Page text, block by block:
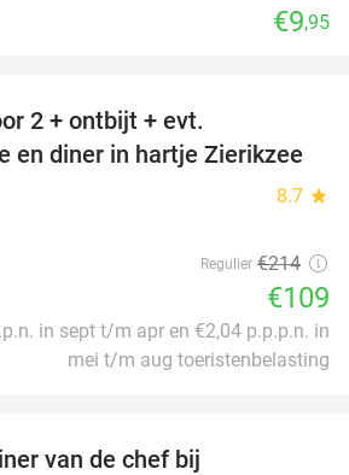
€9,95
2 + ontbijt + evt.
en diner in hartje Zierikzee
8.7 star
Regulier €214
€109
in sept t/m apr en €2,04 p.p.p.n. in
mei t/m aug toeristenbelasting
van de chef bij